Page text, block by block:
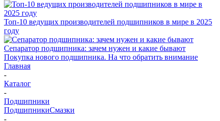
Топ-10 ведущих производителей подшипников в мире в 2025
году
Сепаратор подшипника: зачем нужен и какие бывают
Покупка нового подшипника. На что обратить внимание
Главная
-
Каталог
-
Подшипники
ПодшипникиСмазки
-